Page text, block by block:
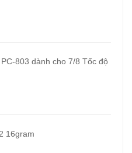
803 dành cho 7/8 Tốc độ
16gram